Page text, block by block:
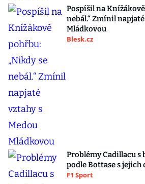
Pospíšil na
nebál.“ Zmínil
Mládkovou
Blesk.cz
Problémy Cadillacu s
podle Bottase s jejich
F1 Sport